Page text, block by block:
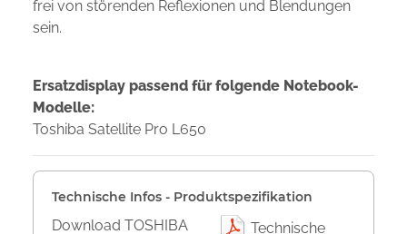
frei von störenden Reflexionen und Blendungen
sein.
Ersatzdisplay passend für folgende Notebook-
Modelle:
Toshiba Satellite Pro L650
Technische Infos - Produktspezifikation
Download TOSHIBA
Technische